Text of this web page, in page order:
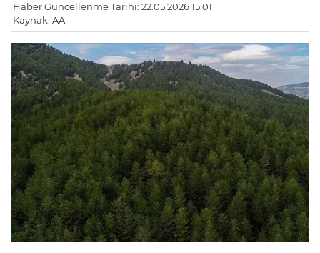
Haber Güncellenme Tarihi: 22.05.2026 15:01
Kaynak: AA